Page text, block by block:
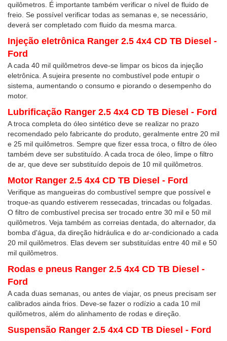
quilômetros. É importante também verificar o nível de fluido de
freio. Se possível verificar todas as semanas e, se necessário,
deverá ser completado com fluido da mesma marca.
Injeção eletrônica Ranger 2.5 4x4 CD TB Diesel -
Ford
A cada 40 mil quilômetros deve-se limpar os bicos da injeção
eletrônica. A sujeira presente no combustível pode entupir o
sistema, aumentando o consumo e piorando o desempenho do
motor.
Lubrificação Ranger 2.5 4x4 CD TB Diesel - Ford
A troca completa do óleo sintético deve se realizar no prazo
recomendado pelo fabricante do produto, geralmente entre 20 mil
e 25 mil quilômetros. Sempre que fizer essa troca, o filtro de óleo
também deve ser substituído. A cada troca de óleo, limpe o filtro
de ar, que deve ser substituído depois de 10 mil quilômetros.
Motor Ranger 2.5 4x4 CD TB Diesel - Ford
Verifique as mangueiras do combustível sempre que possível e
troque-as quando estiverem ressecadas, trincadas ou folgadas.
O filtro de combustível precisa ser trocado entre 30 mil e 50 mil
quilômetros. Veja também as correias dentada, do alternador, da
bomba d'água, da direção hidráulica e do ar-condicionado a cada
20 mil quilômetros. Elas devem ser substituídas entre 40 mil e 50
mil quilômetros.
Rodas e pneus Ranger 2.5 4x4 CD TB Diesel -
Ford
A cada duas semanas, ou antes de viajar, os pneus precisam ser
calibrados ainda frios. Deve-se fazer o rodízio a cada 10 mil
quilômetros, além do alinhamento de rodas e direção.
Suspensão Ranger 2.5 4x4 CD TB Diesel - Ford